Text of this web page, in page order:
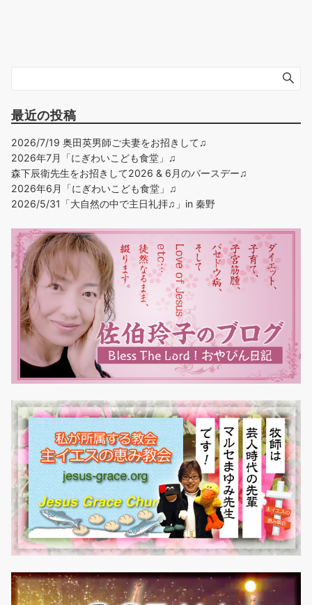
最近の投稿
2026/7/19 奥田英男師ご夫妻をお招きして♫
2026年7月「にぎわいこども食堂」♫
森下辰衛先生をお招きして2026 & 6月のバースデー♫
2026年6月「にぎわいこども食堂」♫
2026/5/31「大自然の中で主日礼拝♫」in 秦野